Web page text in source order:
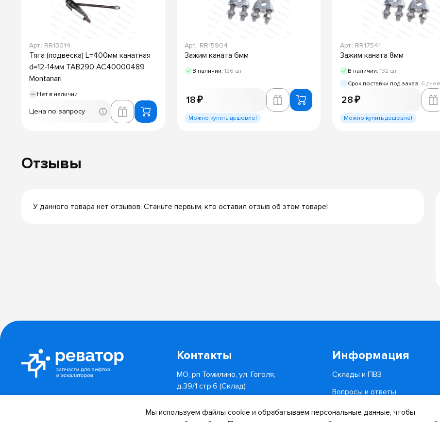
Арт.: RR13014
Тяга (подвеска) L=400мм канатная
d=12-14мм TAB290 AC40000489
Montanari
Нет в наличии
Цена по запросу
Арт.: RR15904
Зажим каната 6мм
В наличии: 126 шт
18 ₽
Можно купить дешевле!
Арт.: RR17541
Зажим каната 8мм
В наличии: 132 шт
Срок поставки под заказ: 6 дней
28 ₽
Можно купить дешевле!
Отзывы
У данного товара нет отзывов. Станьте первым, кто оставил отзыв об этом товаре!
Контакты
МО, рп Томилино, ул. Гоголя,
д.39/1 стр.6 (Склад)
Информация
Склады и ПВЗ
Вопросы и ответы
Доставка и оплата
Мы используем файлы cookie и обрабатываем персональные данные, чтобы